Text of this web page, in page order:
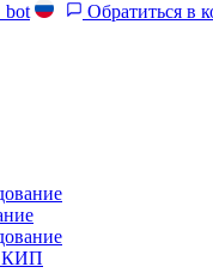
Обратиться в
КИП